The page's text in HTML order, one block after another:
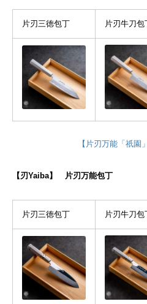
片刃三徳包丁 片刃牛刀包
【片刃万能「祇園
【刃Yaiba】 片刃万能包丁
片刃三徳包丁 片刃牛刀包